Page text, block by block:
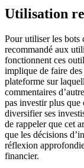
Utilisation
Pour utiliser les bots
recommandé aux
fonctionnent ces
implique de faire
plateforme sur
commentaires
pas investir plus que
diversifier ses
de rappeler que cet
que les décisions
réflexion
financier.